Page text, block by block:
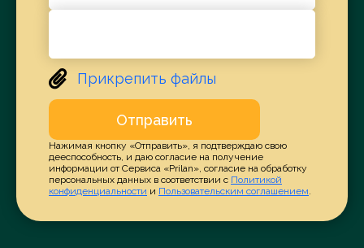
Прикрепить файлы
Отправить
Нажимая кнопку «Отправить», я подтверждаю свою
дееспособность, и даю согласие на получение
информации от Сервиса «Prilan», согласие на обработку
персональных данных в соответствии с Политикой
конфиденциальности и Пользовательским соглашением.